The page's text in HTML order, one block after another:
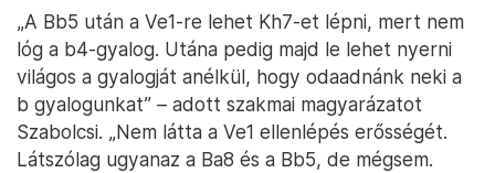
„A Bb5 után a Ve1-re lehet Kh7-et lépni, mert nem
lóg a b4-gyalog. Utána pedig majd le lehet nyerni
világos a gyalogját anélkül, hogy odaadnánk neki a
b gyalogunkat” – adott szakmai magyarázatot
Szabolcsi. „Nem látta a Ve1 ellenlépés erősségét.
Látszólag ugyanaz a Ba8 és a Bb5, de mégsem.